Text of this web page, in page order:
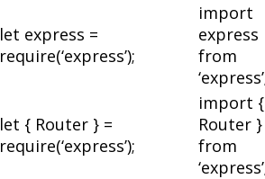
let express =
require(‘express’);
import
express
from
let { Router } =
require(‘express’);
import {
Router }
from